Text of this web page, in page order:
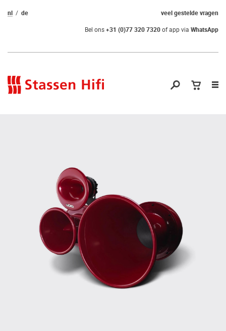
veel gestelde vragen
nl de
Bel ons+31 (0)77 320 7320of app via WhatsApp